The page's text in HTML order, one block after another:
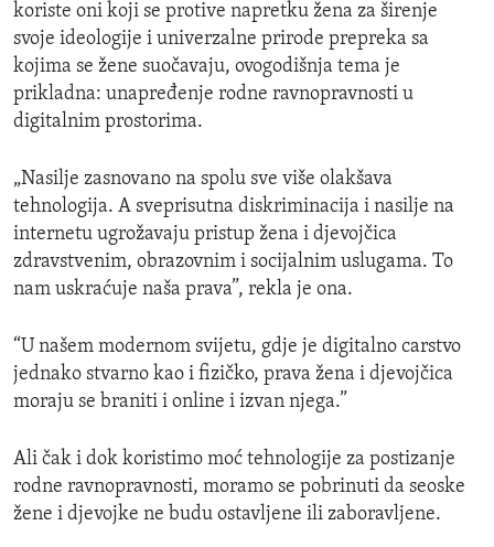
koriste oni koji se protive napretku žena za širenje
svoje ideologije i univerzalne prirode prepreka sa
kojima se žene suočavaju, ovogodišnja tema je
prikladna: unapređenje rodne ravnopravnosti u
digitalnim prostorima.
„Nasilje zasnovano na spolu sve više olakšava
tehnologija. A sveprisutna diskriminacija i nasilje na
internetu ugrožavaju pristup žena i djevojčica
zdravstvenim, obrazovnim i socijalnim uslugama. To
nam uskraćuje naša prava”, rekla je ona.
“U našem modernom svijetu, gdje je digitalno carstvo
jednako stvarno kao i fizičko, prava žena i djevojčica
moraju se braniti i online i izvan njega.”
Ali čak i dok koristimo moć tehnologije za postizanje
rodne ravnopravnosti, moramo se pobrinuti da seoske
žene i djevojke ne budu ostavljene ili zaboravljene.